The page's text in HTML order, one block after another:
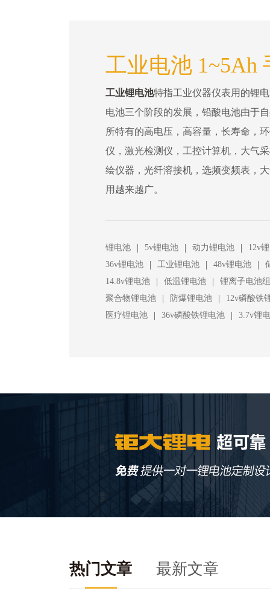
工业电池 1~5Ah
工业锂电池特指工业仪器仪表用的锂
电池三个阶段的发展，铅酸电池由于
所特有的高电压，高容量，长寿命，
仪，激光检测仪，工控计算机，大气
绘仪器，光纤溶接机，选频变频表，
用越来越广。
锂电池 5v锂电池 动力锂电池
12v
36v锂电池
工业锂电池 48v锂电池
14.8v锂电池
低温锂电池
锂离子电池组
聚合物锂电池
防爆锂电池
12v磷酸铁
医疗锂电池
36v磷酸铁锂电池 3.7v锂
热门文章 最新文章